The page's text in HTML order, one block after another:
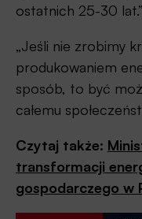
ostatnich 25-30 lat.”
„Jeśli nie zrobimy
produkowaniem
sposób, to być
całemu
Czytaj także:
transformacji
gospodarczego w